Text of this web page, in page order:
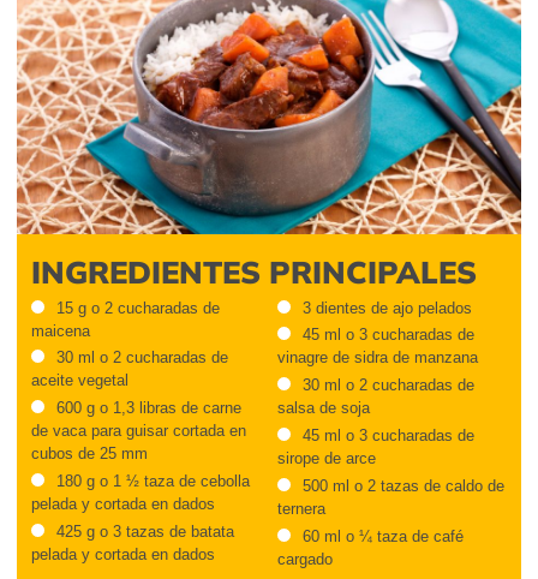
INGREDIENTES PRINCIPALES
15 g o 2 cucharadas de
maicena
30 ml o 2 cucharadas de
aceite vegetal
600 g o 1,3 libras de carne
de vaca para guisar cortada en
cubos de 25 mm
180 g o 1 ½ taza de cebolla
pelada y cortada en dados
425 g o 3 tazas de batata
pelada y cortada en dados
3 dientes de ajo pelados
45 ml o 3 cucharadas de
vinagre de sidra de manzana
30 ml o 2 cucharadas de
salsa de soja
45 ml o 3 cucharadas de
sirope de arce
500 ml o 2 tazas de caldo de
ternera
60 ml o ¼ taza de café
cargado